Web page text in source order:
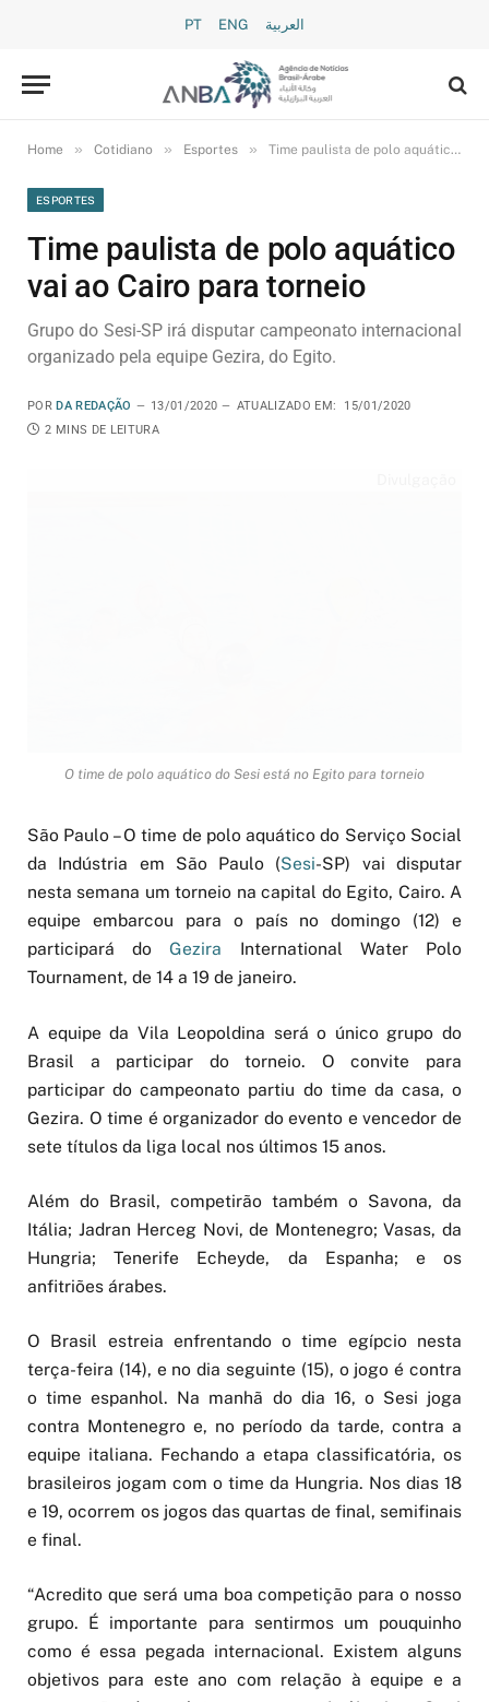
PT ENG العربية
Home » Cotidiano » Esportes » Time paulista de polo aquático vai ao Cairo para torneio
ESPORTES
Time paulista de polo aquático
vai ao Cairo para torneio
Grupo do Sesi-SP irá disputar campeonato internacional
organizado pela equipe Gezira, do Egito.
POR DA REDAÇÃO 13/01/2020 ATUALIZADO EM:
15/01/2020
2 MINS DE LEITURA
O time de polo aquático do Sesi está no Egito para torneio
São Paulo – O time de polo aquático do Serviço Social
da Indústria em São Paulo (Sesi-SP) vai disputar
nesta semana um torneio na capital do Egito, Cairo. A
equipe embarcou para o país no domingo (12) e
participará doGezira International Water Polo
Tournament, de 14 a 19 de janeiro.
A equipe da Vila Leopoldina será o único grupo do
Brasil a participar do torneio. O convite para
participar do campeonato partiu do time da casa, o
Gezira. O time é organizador do evento e vencedor de
sete títulos da liga local nos últimos 15 anos.
Além do Brasil, competirão também o Savona, da
Itália; Jadran Herceg Novi, de Montenegro; Vasas, da
Hungria; Tenerife Echeyde, da Espanha; e os
anfitriões árabes.
O Brasil estreia enfrentando o time egípcio nesta
terça-feira (14), e no dia seguinte (15), o jogo é contra
o time espanhol. Na manhã do dia 16, o Sesi joga
contra Montenegro e, no período da tarde, contra a
equipe italiana. Fechando a etapa classificatória, os
brasileiros jogam com o time da Hungria. Nos dias 18
e 19, ocorrem os jogos das quartas de final, semifinais
e final.
“Acredito que será uma boa competição para o nosso
grupo. É importante para sentirmos um pouquinho
como é essa pegada internacional. Existem alguns
objetivos para este ano com relação à equipe e a